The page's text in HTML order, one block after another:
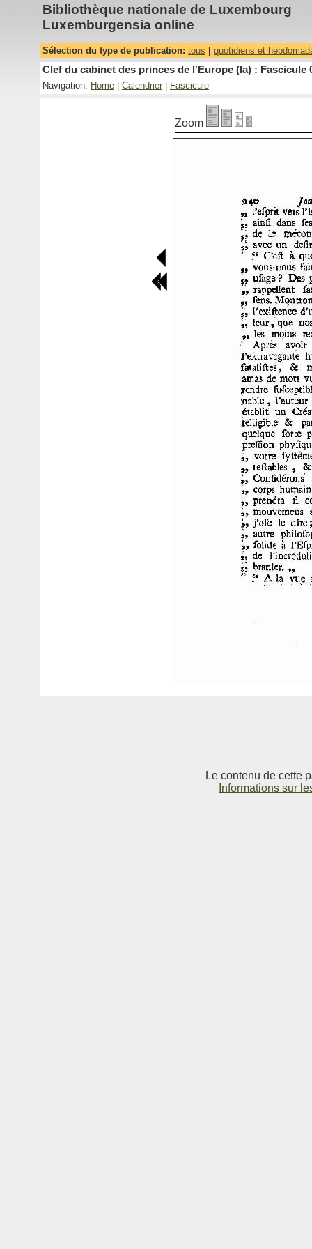
Bibliothèque nationale de Luxembourg
Luxemburgensia online
Sélection du type de publication: tous quotidiens et
Clef du cabinet des princes de l'Europe (la) : Fascicule
Navigation: Home Calendrier Fascicule
Zoom
Le contenu de cette
Informations sur